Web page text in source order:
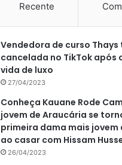
Recente
Vendedora de curso Thays
cancelada no TikTok após
vida de luxo
27/04/2023
Conheça Kauane Rode
jovem de Araucária se
primeira dama mais jovem
ao casar com Hissam
26/04/2023